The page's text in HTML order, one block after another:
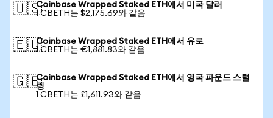
🇺🇸Coinbase Wrapped Staked ETH에서 미국 달러
1 CBETH는 $2,175.69와 같음
🇪🇺Coinbase Wrapped Staked ETH에서 유로
1 CBETH는 €1,881.83와 같음
🇬🇧Coinbase Wrapped Staked ETH에서 영국 파운드 스털
링
1 CBETH는 £1,611.93와 같음